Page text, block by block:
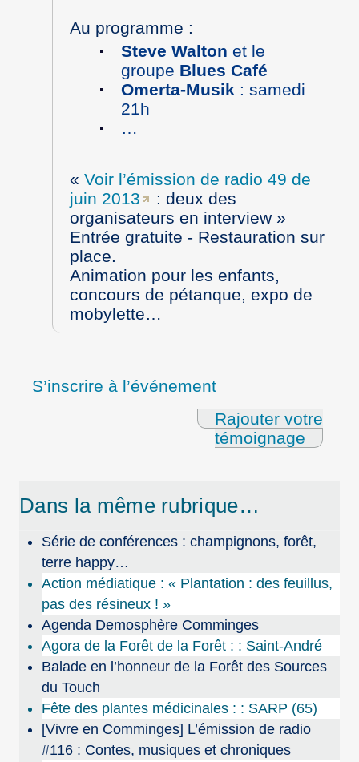
Au programme :
Steve Walton et le
groupe Blues Café
Omerta-Musik : samedi
21h
…
Voir l’émission de radio 49 de
juin 2013
: deux des
organisateurs en interview
Entrée gratuite - Restauration sur
place.
Animation pour les enfants,
concours de pétanque, expo de
mobylette…
S’inscrire à l’événement
Rajouter votre
témoignage
Dans la même rubrique…
Série de conférences : champignons, forêt,
terre happy…
Action médiatique : « Plantation : des feuillus,
pas des résineux ! »
Agenda Demosphère Comminges
Agora de la Forêt de la Forêt : : Saint-André
Balade en l’honneur de la Forêt des Sources
du Touch
Fête des plantes médicinales : : SARP (65)
[Vivre en Comminges] L’émission de radio
#116 : Contes, musiques et chroniques